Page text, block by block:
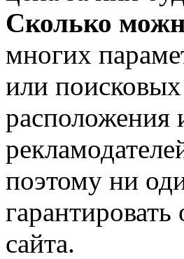
Сколько
многих
или поисковых
расположения
поэтому ни
сайта.